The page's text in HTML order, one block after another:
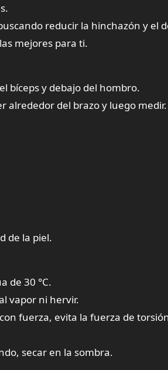
reducir la hinchazón y el
mejores para ti.
bíceps y debajo del hombro.
alrededor del brazo y luego
de la piel.
de 30 °C.
vapor ni hervir.
fuerza, evita la fuerza de
secar en la sombra.